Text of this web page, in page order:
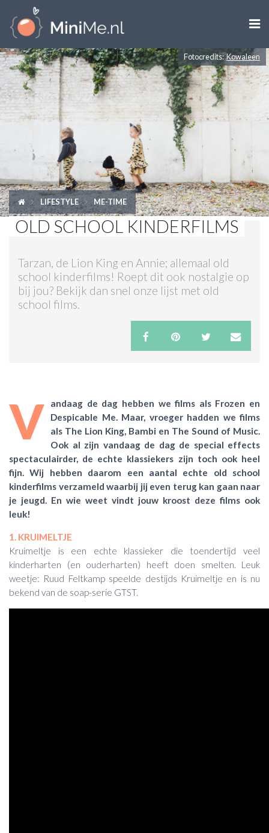

ZWANGER WORDEN
ZWANGER
BABY
PEUTER
KIND
LIFESTYLE
SHOPS
ACTIES & KORTING
Fotocredits:Kowaleen
LIFESTYLE ME-TIME
OLD SCHOOL KINDERFILMS
Tarzan, de Lion King en Annie; allemaal old
school kinderfilms! Roept dit ook nostalgie op
bij jou? Bekijk dan snel onze lijst met old
school films.
V
andaag de dag hebben we films als Frozen en
Despicable Me. Maar, vroeger hadden we films
als The Lion King, Bambi en The Sound of Music.
Ook al zijn vandaag de dag de special effects
spectaculairder, de echte klassiekers zijn toch ook heel
fijn.
Wij hebben daarom een aantal echte old school
kinderfilms verzameld waarbij jij even terug kan gaan naar
je jeugd. En wie weet vindt jouw kroost deze films ook
leuk!
1. KRUIMELTJE
Kruimeltje is een echte klassieker die toendertijd veel
kinderharten (en ouderharten) heeft doen smelten. Leuk
weetje: Ruud Feltkamp speelde destijds Kruimeltje en is nu
bekend van de soap-serie GTST.